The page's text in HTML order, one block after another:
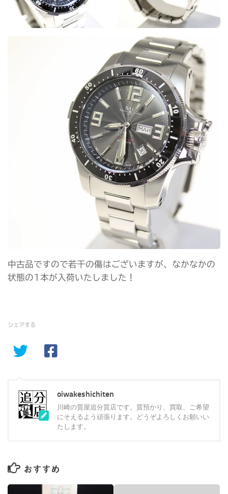
中古品ですので若干の傷はございますが、なかなかの
状態の1本が入荷いたしました！
シェアする
oiwakeshichiten
川崎の質屋追分質店です。質預かり、買取、ご希望
にそえるよう頑張ります。どうぞよろしくお願いい
たします。
おすすめ